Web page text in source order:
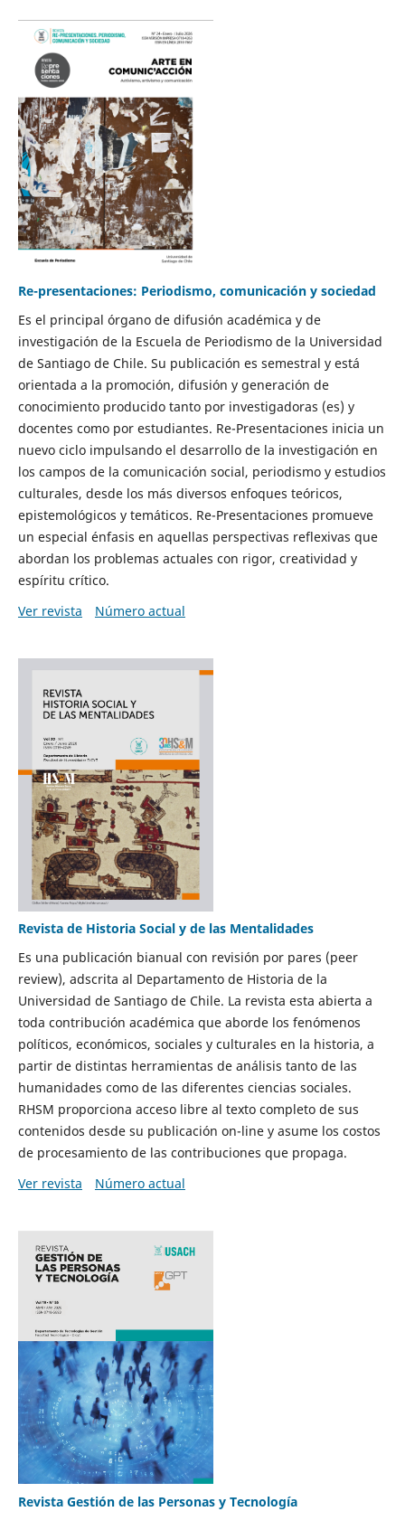
Re-presentaciones: Periodismo, comunicación y sociedad
Es el principal órgano de difusión académica y de
investigación de la Escuela de Periodismo de la Universidad
de Santiago de Chile. Su publicación es semestral y está
orientada a la promoción, difusión y generación de
conocimiento producido tanto por investigadoras (es) y
docentes como por estudiantes. Re-Presentaciones inicia un
nuevo ciclo impulsando el desarrollo de la investigación en
los campos de la comunicación social, periodismo y estudios
culturales, desde los más diversos enfoques teóricos,
epistemológicos y temáticos. Re-Presentaciones promueve
un especial énfasis en aquellas perspectivas reflexivas que
abordan los problemas actuales con rigor, creatividad y
espíritu crítico.
Ver revista
Número actual
Revista de Historia Social y de las Mentalidades
Es una publicación bianual con revisión por pares (peer
review), adscrita al Departamento de Historia de la
Universidad de Santiago de Chile. La revista esta abierta a
toda contribución académica que aborde los fenómenos
políticos, económicos, sociales y culturales en la historia, a
partir de distintas herramientas de análisis tanto de las
humanidades como de las diferentes ciencias sociales.
RHSM proporciona acceso libre al texto completo de sus
contenidos desde su publicación on-line y asume los costos
de procesamiento de las contribuciones que propaga.
Ver revista
Número actual
Revista Gestión de las Personas y Tecnología